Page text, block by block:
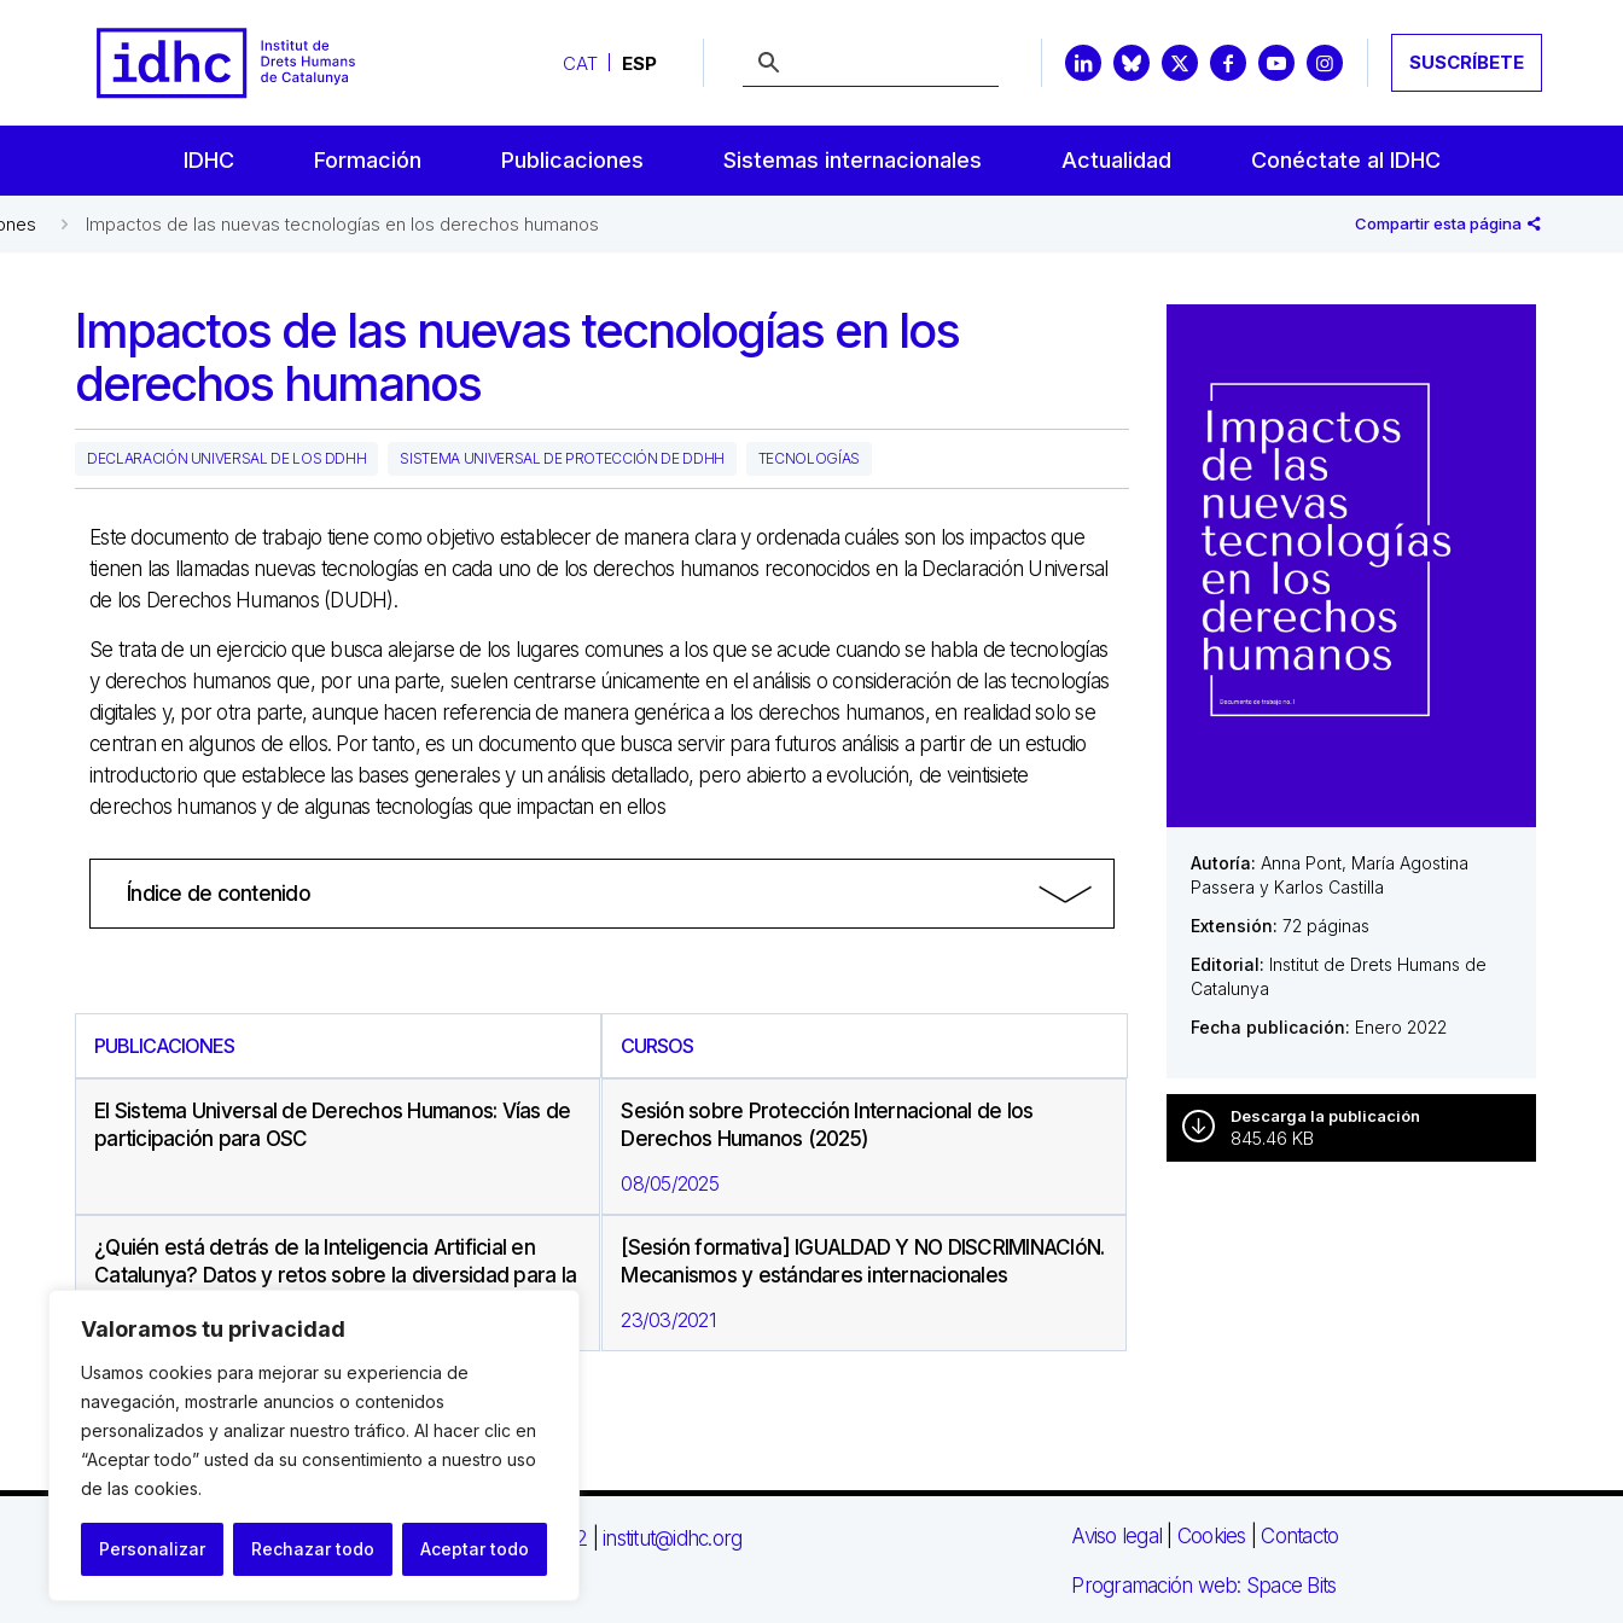
Valoramos tu privacidad
Usamos cookies para mejorar su experiencia de
navegación, mostrarle anuncios o contenidos
personalizados y analizar nuestro tráfico. Al hacer clic en
“Aceptar todo” usted da su consentimiento a nuestro uso
de las cookies.
Personalizar Rechazar todo Aceptar todo
CAT ESP SUSCRÍBETE
IDHC Formación Publicaciones Sistemas internacionales Actualidad Conéctate al IDHC
Impactos de las nuevas tecnologías en los derechos humanos Compartir esta página
Impactos de las nuevas tecnologías en los
derechos humanos
DECLARACIÓN UNIVERSAL DE LOS DDHH SISTEMA UNIVERSAL DE PROTECCIÓN DE DDHH TECNOLOGÍAS
Este documento de trabajo tiene como objetivo establecer de manera clara y ordenada cuáles son los impactos que
tienen las llamadas nuevas tecnologías en cada uno de los derechos humanos reconocidos en la Declaración Universal
de los Derechos Humanos (DUDH).
Se trata de un ejercicio que busca alejarse de los lugares comunes a los que se acude cuando se habla de tecnologías
y derechos humanos que, por una parte, suelen centrarse únicamente en el análisis o consideración de las tecnologías
digitales y, por otra parte, aunque hacen referencia de manera genérica a los derechos humanos, en realidad solo se
centran en algunos de ellos. Por tanto, es un documento que busca servir para futuros análisis a partir de un estudio
introductorio que establece las bases generales y un análisis detallado, pero abierto a evolución, de veintisiete
derechos humanos y de algunas tecnologías que impactan en ellos
Índice de contenido
PUBLICACIONES
El Sistema Universal de Derechos Humanos: Vías de
participación para OSC
¿Quién está detrás de la Inteligencia Artificial en
Catalunya? Datos y retos sobre la diversidad para la
CURSOS
Sesión sobre Protección Internacional de los
Derechos Humanos (2025)
08/05/2025
[Sesión formativa] IGUALDAD Y NO DISCRIMINACIóN.
Mecanismos y estándares internacionales
23/03/2021
Autoría: Anna Pont, María Agostina
Passera y Karlos Castilla
Extensión: 72 páginas
Editorial: Institut de Drets Humans de
Catalunya
Fecha publicación: Enero 2022
Descarga la publicación
845.46 KB
C. Avinyó 44, 2n | 08002 Barcelona | T.: +34 93 119 03 72 institut@idhc.org Aviso legal Cookies |Contacto
Programación web: Space Bits